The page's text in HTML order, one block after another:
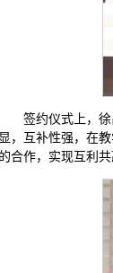
签约仪式上，
显，互补性强，在
的合作，实现互利